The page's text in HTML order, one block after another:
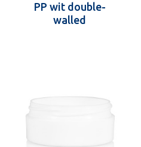
PP wit double-
walled